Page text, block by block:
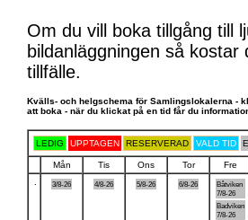
Om du vill boka tillgång till
bildanläggningen så
tillfälle.
Kvälls- och helgschema för Samlingslokalerna -
att boka - när du klickat på en tid får du
LEDIG UPPTAGEN RESERVERAD VALD TID
Mån Tis Ons Tor Fre
3/8-26 4/8-26 5/8-26 6/8-26
Båtviken
7/8-26
Badviken
7/8-26